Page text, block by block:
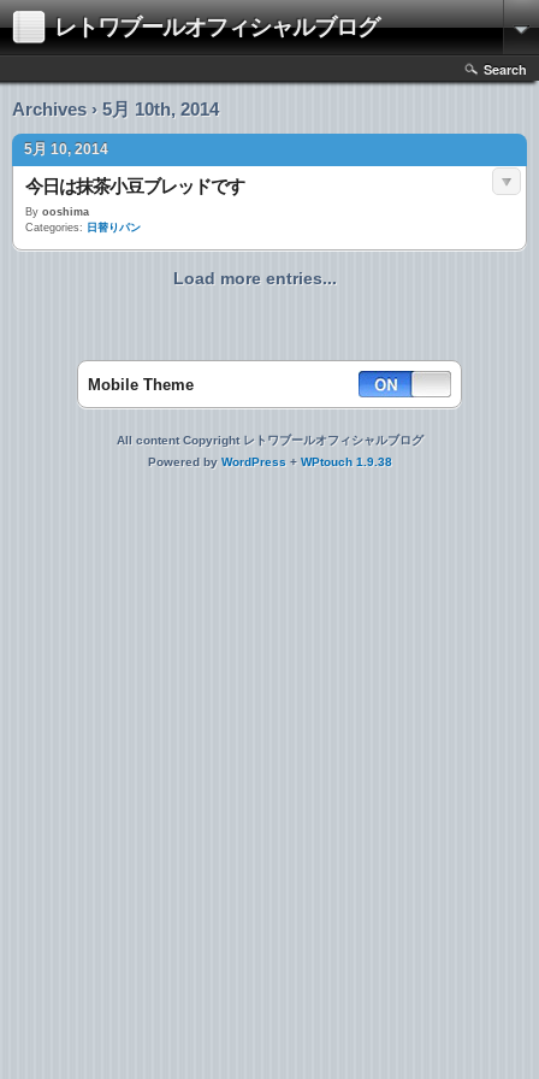
レトワブールオフィシャルブログ
Search
Archives › 5月 10th, 2014
5月 10, 2014
今日は抹茶小豆ブレッドです
By ooshima
Categories: 日替りパン
Load more entries...
Mobile Theme
All content Copyright レトワブールオフィシャルブログ
Powered by WordPress + WPtouch 1.9.38